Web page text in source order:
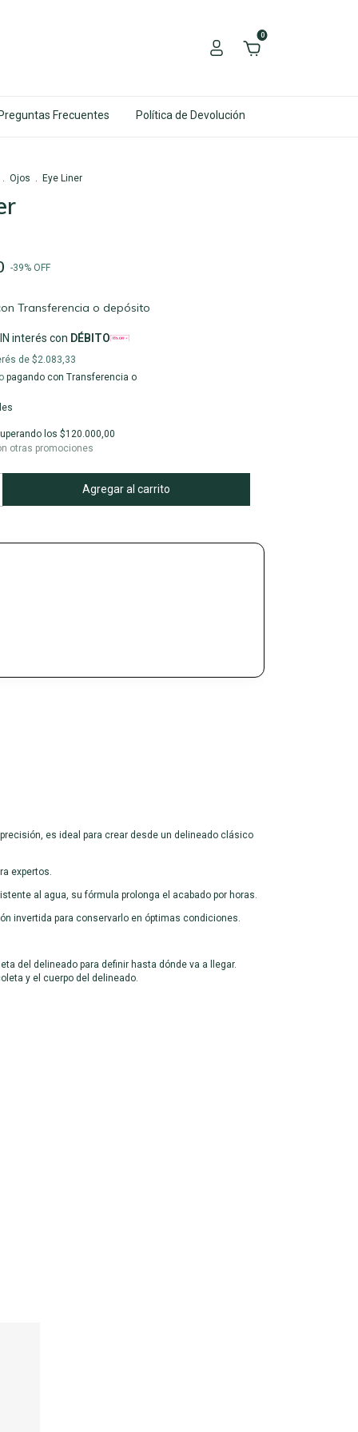
0
Frecuentes Política de Devolución
. Ojos . Eye Liner
-39% OFF
Transferencia o depósito
interés con DÉBITO
de $2.083,33
pagando con Transferencia o
los $120.000,00
otras promociones
es ideal para crear desde un delineado clásico
expertos.
al agua, su fórmula prolonga el acabado por horas.
invertida para conservarlo en óptimas condiciones.
del delineado para definir hasta dónde va a llegar.
y el cuerpo del delineado.